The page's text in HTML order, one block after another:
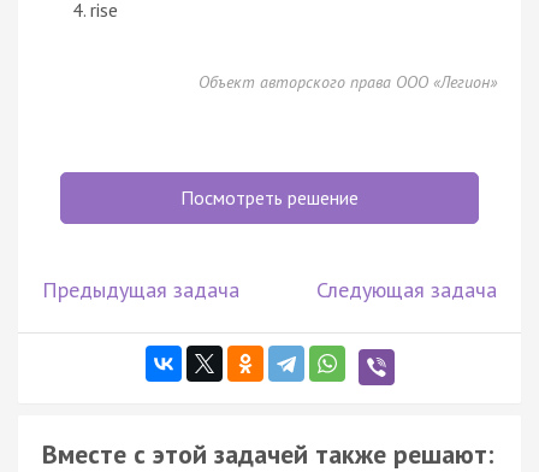
rise
Объект авторского права ООО «Легион»
Посмотреть решение
Предыдущая задача Следующая задача
Вместе с этой задачей также решают: